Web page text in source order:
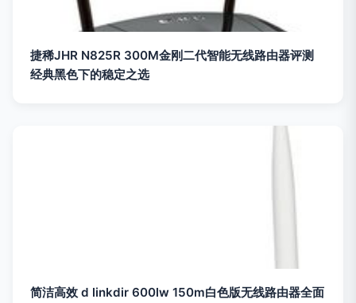
捷稀JHR N825R 300M金刚二代智能无线路由器评测
经典黑色下的稳定之选
简洁高效 d linkdir 600lw 150m白色版无线路由器全面